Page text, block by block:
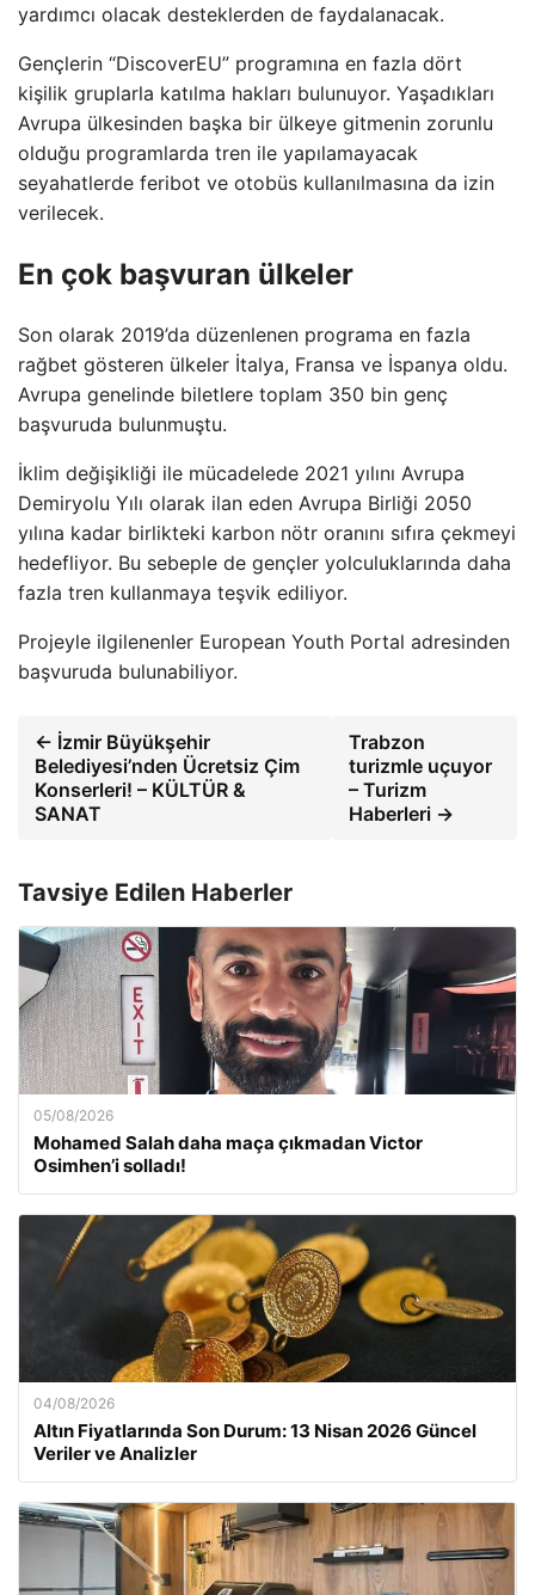
yardımcı olacak desteklerden de faydalanacak.
Gençlerin “DiscoverEU” programına en fazla dört
kişilik gruplarla katılma hakları bulunuyor. Yaşadıkları
Avrupa ülkesinden başka bir ülkeye gitmenin zorunlu
olduğu programlarda tren ile yapılamayacak
seyahatlerde feribot ve otobüs kullanılmasına da izin
verilecek.
En çok başvuran ülkeler
Son olarak 2019’da düzenlenen programa en fazla
rağbet gösteren ülkeler İtalya, Fransa ve İspanya oldu.
Avrupa genelinde biletlere toplam 350 bin genç
başvuruda bulunmuştu.
İklim değişikliği ile mücadelede 2021 yılını Avrupa
Demiryolu Yılı olarak ilan eden Avrupa Birliği 2050
yılına kadar birlikteki karbon nötr oranını sıfıra çekmeyi
hedefliyor. Bu sebeple de gençler yolculuklarında daha
fazla tren kullanmaya teşvik ediliyor.
Projeyle ilgilenenler European Youth Portal adresinden
başvuruda bulunabiliyor.
← İzmir Büyükşehir
Belediyesi’nden Ücretsiz Çim
Konserleri! – KÜLTÜR &
SANAT
Trabzon
turizmle uçuyor
– Turizm
Haberleri →
Tavsiye Edilen Haberler
05/08/2026
Mohamed Salah daha maça çıkmadan Victor
Osimhen’i solladı!
04/08/2026
Altın Fiyatlarında Son Durum: 13 Nisan 2026 Güncel
Veriler ve Analizler